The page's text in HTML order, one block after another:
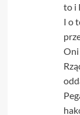
to i
I o
Oni